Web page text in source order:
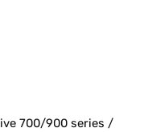
700/900 series /